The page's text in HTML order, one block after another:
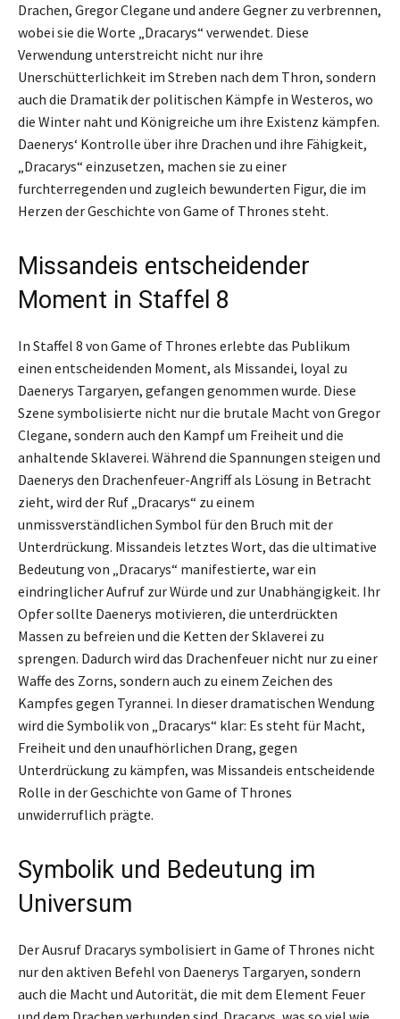
Drachen, Gregor Clegane und andere Gegner zu verbrennen,
wobei sie die Worte „Dracarys“ verwendet. Diese
Verwendung unterstreicht nicht nur ihre
Unerschütterlichkeit im Streben nach dem Thron, sondern
auch die Dramatik der politischen Kämpfe in Westeros, wo
die Winter naht und Königreiche um ihre Existenz kämpfen.
Daenerys‘ Kontrolle über ihre Drachen und ihre Fähigkeit,
„Dracarys“ einzusetzen, machen sie zu einer
furchterregenden und zugleich bewunderten Figur, die im
Herzen der Geschichte von Game of Thrones steht.
Missandeis entscheidender
Moment in Staffel 8
In Staffel 8 von Game of Thrones erlebte das Publikum
einen entscheidenden Moment, als Missandei, loyal zu
Daenerys Targaryen, gefangen genommen wurde. Diese
Szene symbolisierte nicht nur die brutale Macht von Gregor
Clegane, sondern auch den Kampf um Freiheit und die
anhaltende Sklaverei. Während die Spannungen steigen und
Daenerys den Drachenfeuer-Angriff als Lösung in Betracht
zieht, wird der Ruf „Dracarys“ zu einem
unmissverständlichen Symbol für den Bruch mit der
Unterdrückung. Missandeis letztes Wort, das die ultimative
Bedeutung von „Dracarys“ manifestierte, war ein
eindringlicher Aufruf zur Würde und zur Unabhängigkeit. Ihr
Opfer sollte Daenerys motivieren, die unterdrückten
Massen zu befreien und die Ketten der Sklaverei zu
sprengen. Dadurch wird das Drachenfeuer nicht nur zu einer
Waffe des Zorns, sondern auch zu einem Zeichen des
Kampfes gegen Tyrannei. In dieser dramatischen Wendung
wird die Symbolik von „Dracarys“ klar: Es steht für Macht,
Freiheit und den unaufhörlichen Drang, gegen
Unterdrückung zu kämpfen, was Missandeis entscheidende
Rolle in der Geschichte von Game of Thrones
unwiderruflich prägte.
Symbolik und Bedeutung im
Universum
Der Ausruf Dracarys symbolisiert in Game of Thrones nicht
nur den aktiven Befehl von Daenerys Targaryen, sondern
auch die Macht und Autorität, die mit dem Element Feuer